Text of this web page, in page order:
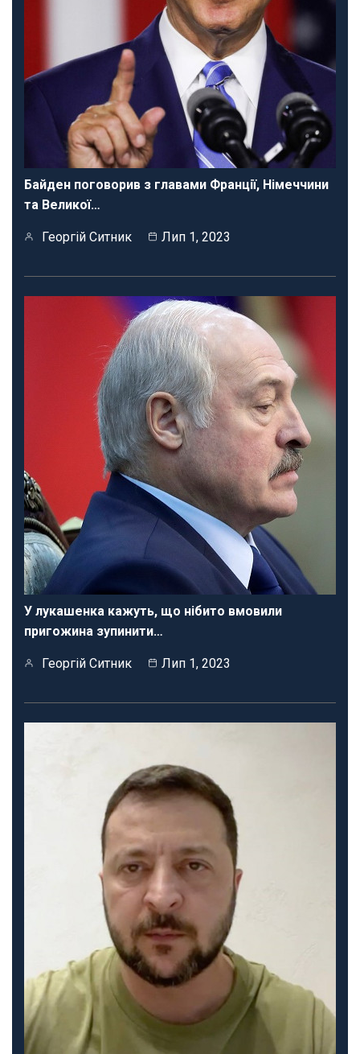
Байден поговорив з главами Франції, Німеччини
та Великої…
Георгій Ситник Лип 1, 2023
У лукашенка кажуть, що нібито вмовили
пригожина зупинити…
Георгій Ситник Лип 1, 2023